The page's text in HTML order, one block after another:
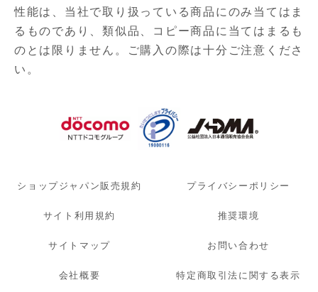
性能は、当社で取り扱っている商品にのみ当てはま
るものであり、類似品、コピー商品に当てはまるも
のとは限りません。ご購入の際は十分ご注意くださ
い。
ショップジャパン販売規約 プライバシーポリシー
サイト利用規約 推奨環境
サイトマップ お問い合わせ
会社概要 特定商取引法に関する表示